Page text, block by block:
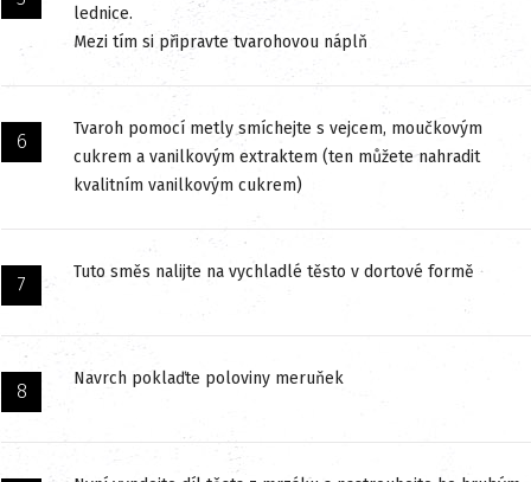
lednice.
Mezi tím si připravte tvarohovou náplň
Tvaroh pomocí metly smíchejte s vejcem, moučkovým
cukrem a vanilkovým extraktem (ten můžete nahradit
kvalitním vanilkovým cukrem)
Tuto směs nalijte na vychladlé těsto v dortové formě
Navrch poklaďte poloviny meruňek